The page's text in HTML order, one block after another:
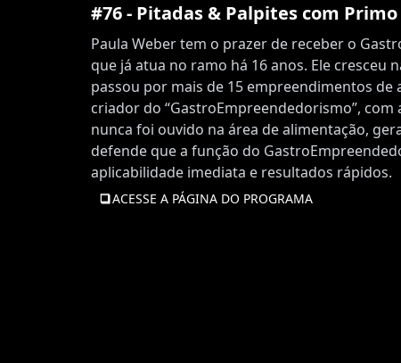
#76 - Pitadas & Palpites com
Paula Weber tem o prazer de receber o
que já atua no ramo há 16 anos. Ele cresceu
passou por mais de 15 empreendimentos de
criador do “GastroEmpreendedorismo”, com
nunca foi ouvido na área de alimentação,
defende que a função do
aplicabilidade imediata e resultados rápidos.
ACESSE A PÁGINA DO PROGRAMA